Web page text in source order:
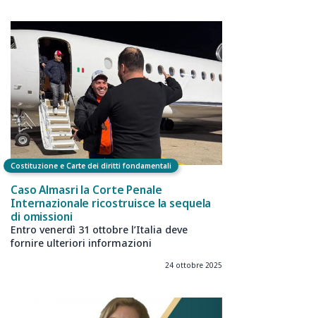
Costituzione e Carte dei diritti fondamentali
Caso Almasri la Corte Penale
Internazionale ricostruisce la sequela
di omissioni
Entro venerdì 31 ottobre l’Italia deve
fornire ulteriori informazioni
24 ottobre 2025